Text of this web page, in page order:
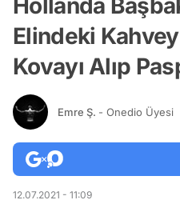
Hollanda
Elindeki
Kovayı Alıp
Emre Ş. - Onedio Üyesi
12.07.2021 - 11:09